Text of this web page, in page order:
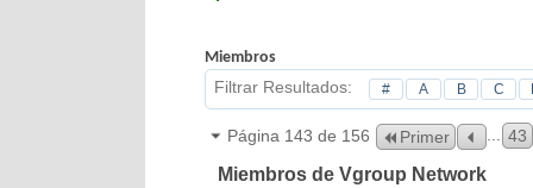
Miembros
Filtrar Resultados # A B C
Página 143 de 156 Primer 43
Miembros de Vgroup Network